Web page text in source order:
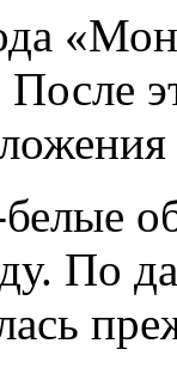
После
По